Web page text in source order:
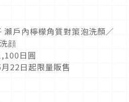
戶內檸檬角質對策泡洗顏／
顔
日圓
22日起限量販售